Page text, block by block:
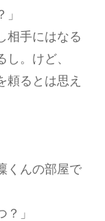
相手にはなる
。けど、
頼るとは思え
くんの部屋で
」